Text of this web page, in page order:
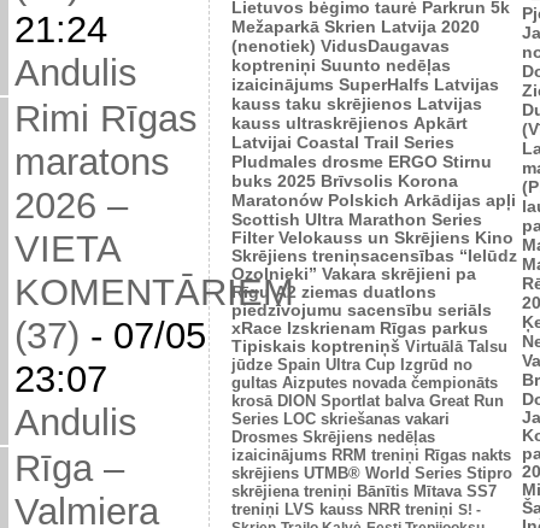
21:24
Andulis
Rimi Rīgas
maratons
2026 –
VIETA
KOMENTĀRIEM
(37) - 07/05
23:07
Andulis
Rīga –
Valmiera
Lietuvos bėgimo taurė Parkrun 5k
Mežaparkā Skrien Latvija 2020
(nenotiek) VidusDaugavas
koptreniņi Suunto nedēļas
izaicinājums SuperHalfs Latvijas
kauss taku skrējienos Latvijas
kauss ultraskrējienos Apkārt
Latvijai Coastal Trail Series
Pludmales drosme ERGO Stirnu
buks 2025 Brīvsolis Korona
Maratonów Polskich Arkādijas apļi
Scottish Ultra Marathon Series
Filter Velokauss un Skrējiens Kino
Skrējiens treniņsacensības “Ielūdz
Ozolnieki” Vakara skrējieni pa
Rīgu A2 ziemas duatlons
piedzīvojumu sacensību seriāls
xRace Izskrienam Rīgas parkus
Tipiskais koptreniņš Virtuālā Talsu
jūdze Spain Ultra Cup Izgrūd no
gultas Aizputes novada čempionāts
krosā DION Sportlat balva Great Run
Series LOC skriešanas vakari
Drosmes Skrējiens nedēļas
izaicinājums RRM treniņi Rīgas nakts
skrējiens UTMB® World Series Stipro
skrējiena treniņi Bānītis Mītava SS7
treniņi LVS kauss NRR treniņi S! -